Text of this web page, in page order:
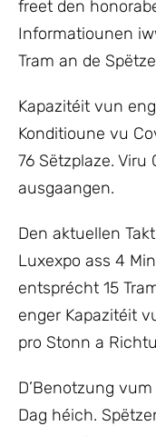
freet den
Informatiounen
Tram an de
Kapazitéit vun
Konditioune vu
76 Sëtzplaze.
ausgaangen.
Den aktuellen
Luxexpo ass 4
entsprécht 15
enger Kapazitéit
pro Stonn a
D’Benotzung
Dag héich.